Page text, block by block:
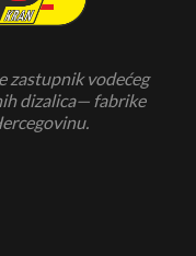
zastupnik vodećeg
dizalica— fabrike